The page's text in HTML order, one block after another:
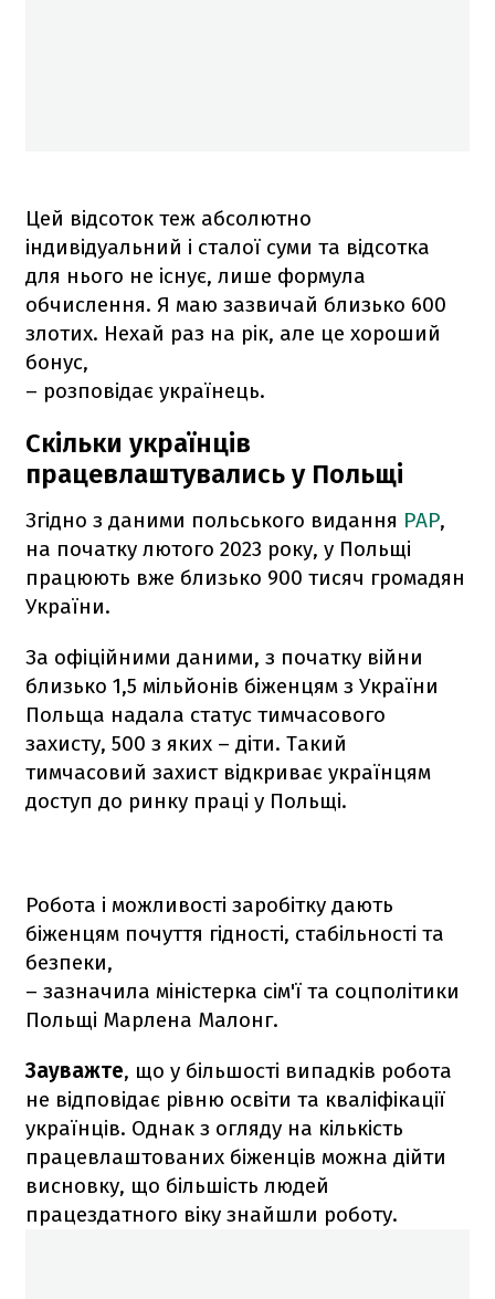
Цей відсоток теж абсолютно
індивідуальний і сталої суми та відсотка
для нього не існує, лише формула
обчислення. Я маю зазвичай близько 600
злотих. Нехай раз на рік, але це хороший
бонус,
– розповідає українець.
Скільки українців
працевлаштувались у Польщі
Згідно з даними польського видання PAP,
на початку лютого 2023 року, у Польщі
працюють вже близько 900 тисяч громадян
України.
За офіційними даними, з початку війни
близько 1,5 мільйонів біженцям з України
Польща надала статус тимчасового
захисту, 500 з яких – діти. Такий
тимчасовий захист відкриває українцям
доступ до ринку праці у Польщі.
Робота і можливості заробітку дають
біженцям почуття гідності, стабільності та
безпеки,
– зазначила міністерка сім'ї та соцполітики
Польщі Марлена Малонг.
Зауважте, що у більшості випадків робота
не відповідає рівню освіти та кваліфікації
українців. Однак з огляду на кількість
працевлаштованих біженців можна дійти
висновку, що більшість людей
працездатного віку знайшли роботу.